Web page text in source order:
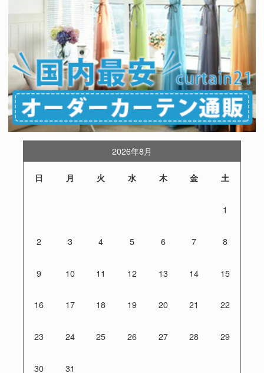
2026年8月
日 月 火 水 木 金 土
1
2 3 4 5 6 7 8
9 10 11 12 13 14 15
16 17 18 19 20 21 22
23 24 25 26 27 28 29
30 31